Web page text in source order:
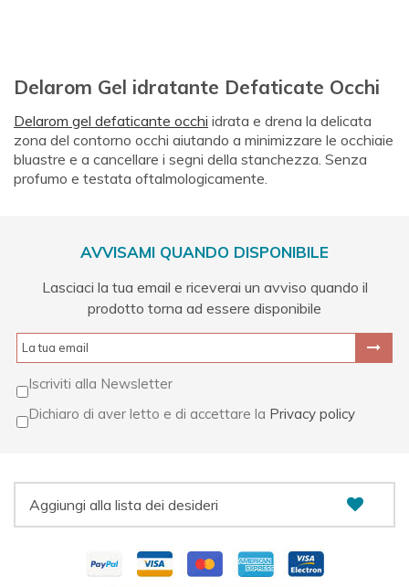
Delarom Gel idratante Defaticate Occhi
Delarom gel defaticante occhi idrata e drena la delicata
zona del contorno occhi aiutando a minimizzare le occhiaie
bluastre e a cancellare i segni della stanchezza. Senza
profumo e testata oftalmologicamente.
AVVISAMI QUANDO DISPONIBILE
Lasciaci la tua email e riceverai un avviso quando il
prodotto torna ad essere disponibile
Iscriviti alla Newsletter
Dichiaro di aver letto e di accettare la Privacy policy
Aggiungi alla lista dei desideri